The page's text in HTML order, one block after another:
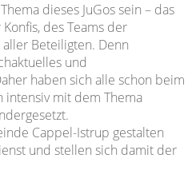
dieses JuGos sein – das
des Teams der
Beteiligten. Denn
und
haben sich alle schon beim
mit dem Thema
Cappel-Istrup gestalten
und stellen sich damit der